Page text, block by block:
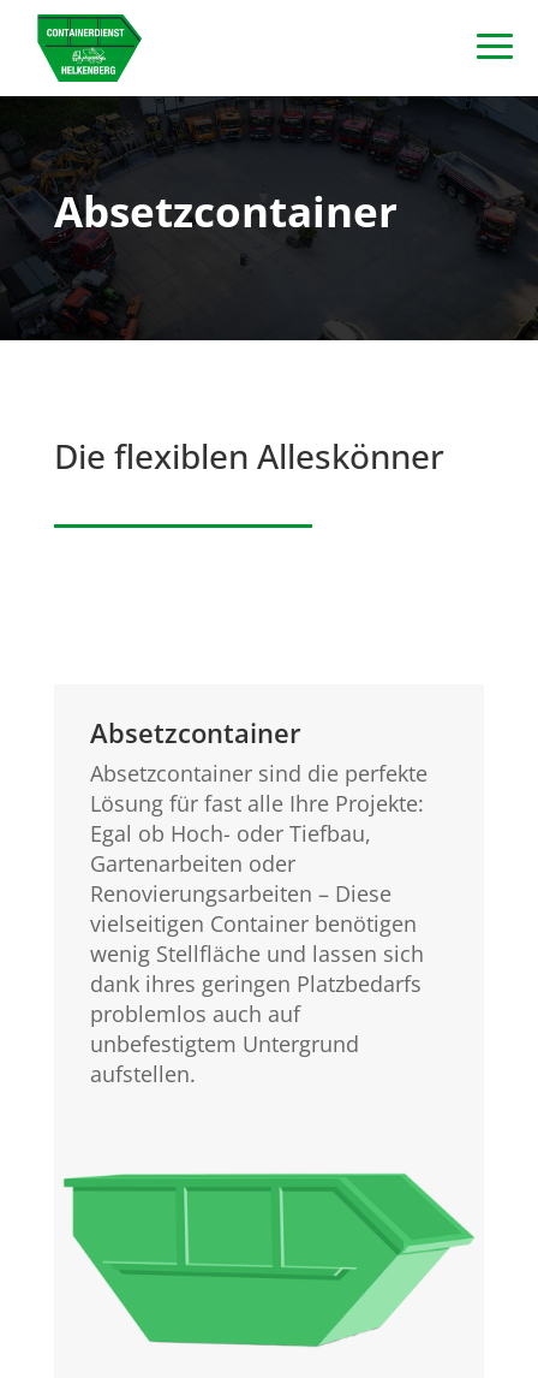
Absetzcontainer
Die flexiblen Alleskönner
Absetzcontainer
Absetzcontainer sind die perfekte
Lösung für fast alle Ihre Projekte:
Egal ob Hoch- oder Tiefbau,
Gartenarbeiten oder
Renovierungsarbeiten – Diese
vielseitigen Container benötigen
wenig Stellfläche und lassen sich
dank ihres geringen Platzbedarfs
problemlos auch auf
unbefestigtem Untergrund
aufstellen.